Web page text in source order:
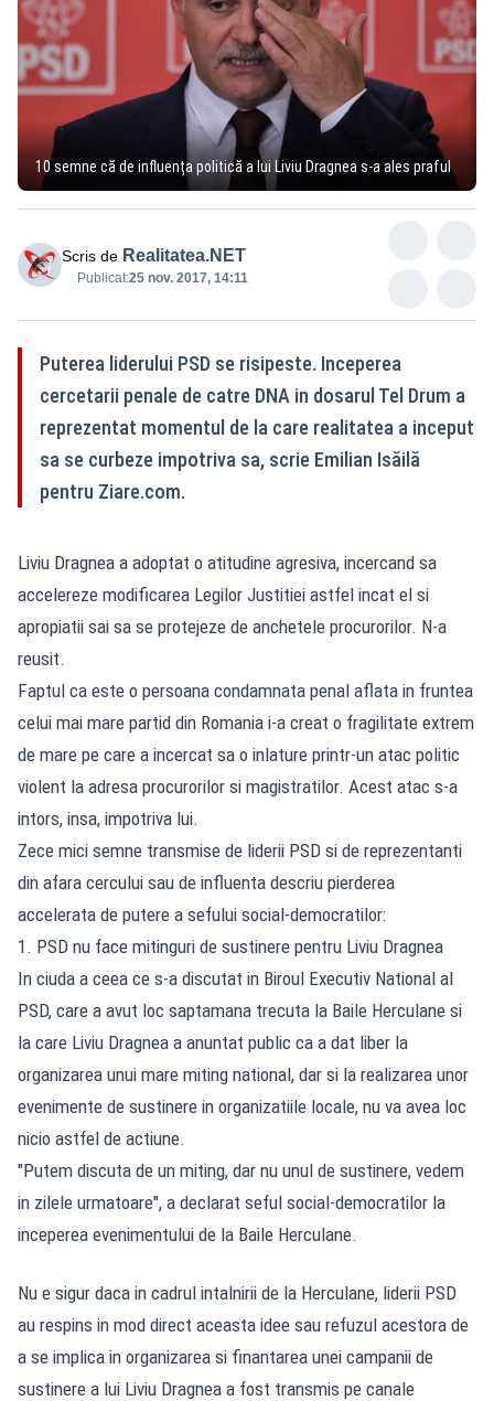
10 semne că de influența politică a lui Liviu Dragnea s-a ales praful
Scris de Realitatea.NET
Publicat:25 nov. 2017, 14:11
Puterea liderului PSD se risipeste. Inceperea
cercetarii penale de catre DNA in dosarul Tel Drum a
reprezentat momentul de la care realitatea a inceput
sa se curbeze impotriva sa, scrie Emilian Isăilă
pentru Ziare.com.
Liviu Dragnea a adoptat o atitudine agresiva, incercand sa
accelereze modificarea Legilor Justitiei astfel incat el si
apropiatii sai sa se protejeze de anchetele procurorilor. N-a
reusit.
Faptul ca este o persoana condamnata penal aflata in fruntea
celui mai mare partid din Romania i-a creat o fragilitate extrem
de mare pe care a incercat sa o inlature printr-un atac politic
violent la adresa procurorilor si magistratilor. Acest atac s-a
intors, insa, impotriva lui.
Zece mici semne transmise de liderii PSD si de reprezentanti
din afara cercului sau de influenta descriu pierderea
accelerata de putere a sefului social-democratilor:
1. PSD nu face mitinguri de sustinere pentru Liviu Dragnea
In ciuda a ceea ce s-a discutat in Biroul Executiv National al
PSD, care a avut loc saptamana trecuta la Baile Herculane si
la care Liviu Dragnea a anuntat public ca a dat liber la
organizarea unui mare miting national, dar si la realizarea unor
evenimente de sustinere in organizatiile locale, nu va avea loc
nicio astfel de actiune.
"Putem discuta de un miting, dar nu unul de sustinere, vedem
in zilele urmatoare", a declarat seful social-democratilor la
inceperea evenimentului de la Baile Herculane.
Nu e sigur daca in cadrul intalnirii de la Herculane, liderii PSD
au respins in mod direct aceasta idee sau refuzul acestora de
a se implica in organizarea si finantarea unei campanii de
sustinere a lui Liviu Dragnea a fost transmis pe canale